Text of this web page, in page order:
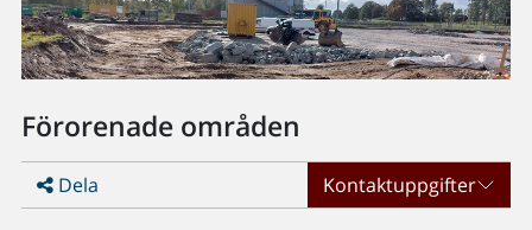
Förorenade områden
Dela Kontaktuppgifter